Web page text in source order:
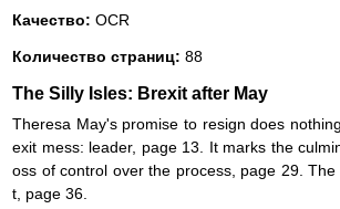
Качество: OCR
Количество страниц: 88
The Silly Isles: Brexit after May
Theresa May's promise to resign does
exit mess: leader, page 13. It marks the
oss of control over the process, page 29.
t, page 36.